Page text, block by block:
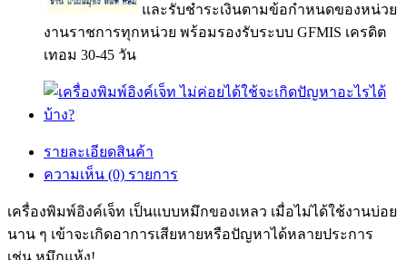
และรับชำระเงินตามข้อกำหนดของหน่วย
งานราชการทุกหน่วย พร้อมรองรับระบบ GFMIS เครดิต
เทอม 30-45 วัน
รายละเอียดสินค้า
ความเห็น (0) รายการ
เครื่องพิมพ์อิงค์เจ็ท เป็นแบบหมึกของเหลว เมื่อไม่ได้ใช้งานบ่อย
นาน ๆ เข้าจะเกิดอาการเสียหายหรือปัญหาได้หลายประการ
เช่น หมึกแห้ง!